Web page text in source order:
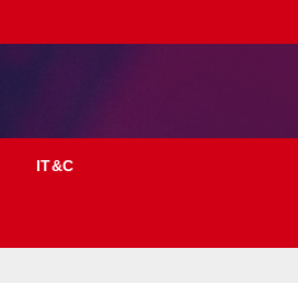
IT&C